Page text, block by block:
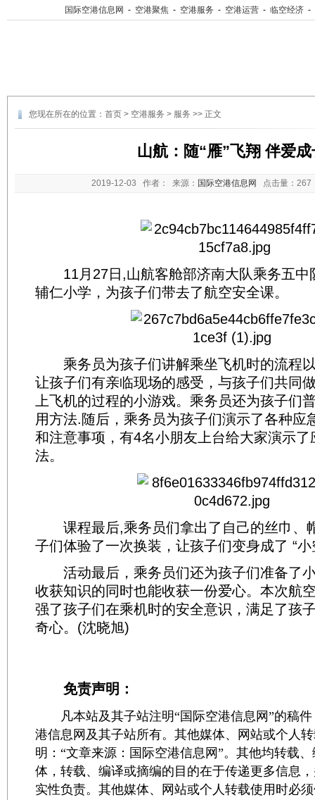
国际空港信息网 - 空港聚焦 - 空港服务 - 空港运营 - 临空经济 -
您现在所在的位置： 首页 > 空港服务 > 服务 >> 正文
山航：随“雁”飞翔 伴爱成
2019-12-03 作者： 来源： 国际空港信息网 点击量：
11月27日,山航客舱部济南大队乘务五中
辅仁小学，为孩子们带去了航空安全课。
乘务员为孩子们讲解乘坐飞机时的流程
让孩子们有亲临现场的感受，与孩子们共同
上飞机的过程的小游戏。乘务员还为孩子们
用方法.随后，乘务员为孩子们演示了各种应
和注意事项，有4名小朋友上台给大家演示
法。
课程最后,乘务员们拿出了自己的丝巾、
子们体验了一次换装，让孩子们变身成了 “小
活动最后，乘务员们还为孩子们准备了
收获知识的同时也能收获一份爱心。本次航
强了孩子们在乘机时的安全意识，满足了孩
奇心。(沈晓旭)
免责声明：
凡本站及其子站注明“国际空港信息网”的稿件
港信息网及其子站所有。其他媒体、网站或个人
明：“文章来源：国际空港信息网”。其他均转载
体，转载、编译或摘编的目的在于传递更多信息
实性负责。其他媒体、网站或个人转载使用时必